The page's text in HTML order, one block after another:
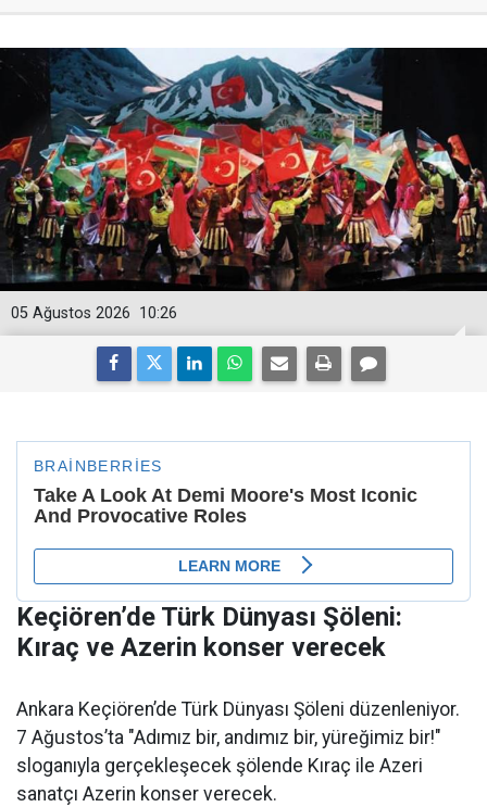
10:26
05 Ağustos 2026
Keçiören’de Türk Dünyası Şöleni:
Kıraç ve Azerin konser verecek
Ankara Keçiören’de Türk Dünyası Şöleni düzenleniyor.
7 Ağustos’ta "Adımız bir, andımız bir, yüreğimiz bir!"
sloganıyla gerçekleşecek şölende Kıraç ile Azeri
sanatçı Azerin konser verecek.